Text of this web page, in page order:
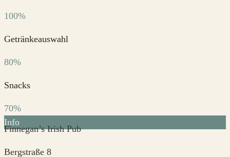
100%
Getränkeauswahl
80%
Snacks
70%
Info
Finnegan’s Irish Pub
Bergstraße 8